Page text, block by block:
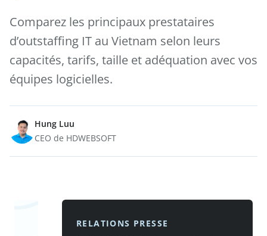
Comparez les principaux prestataires
d’outstaffing IT au Vietnam selon leurs
capacités, tarifs, taille et adéquation avec vos
équipes logicielles.
Hung Luu
CEO de HDWEBSOFT
RELATIONS PRESSE